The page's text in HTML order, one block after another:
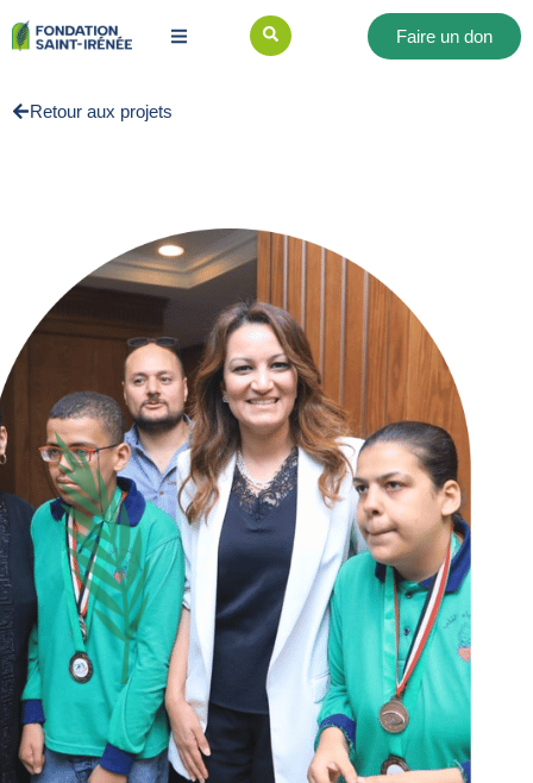
Faire un don
Retour aux projets